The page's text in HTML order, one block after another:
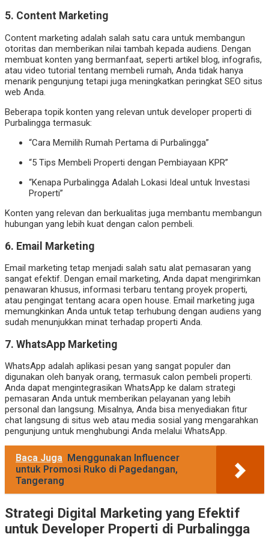
5. Content Marketing
Content marketing adalah salah satu cara untuk membangun
otoritas dan memberikan nilai tambah kepada audiens. Dengan
membuat konten yang bermanfaat, seperti artikel blog, infografis,
atau video tutorial tentang membeli rumah, Anda tidak hanya
menarik pengunjung tetapi juga meningkatkan peringkat SEO situs
web Anda.
Beberapa topik konten yang relevan untuk developer properti di
Purbalingga termasuk:
“Cara Memilih Rumah Pertama di Purbalingga”
“5 Tips Membeli Properti dengan Pembiayaan KPR”
“Kenapa Purbalingga Adalah Lokasi Ideal untuk Investasi
Properti”
Konten yang relevan dan berkualitas juga membantu membangun
hubungan yang lebih kuat dengan calon pembeli.
6. Email Marketing
Email marketing tetap menjadi salah satu alat pemasaran yang
sangat efektif. Dengan email marketing, Anda dapat mengirimkan
penawaran khusus, informasi terbaru tentang proyek properti,
atau pengingat tentang acara open house. Email marketing juga
memungkinkan Anda untuk tetap terhubung dengan audiens yang
sudah menunjukkan minat terhadap properti Anda.
7. WhatsApp Marketing
WhatsApp adalah aplikasi pesan yang sangat populer dan
digunakan oleh banyak orang, termasuk calon pembeli properti.
Anda dapat mengintegrasikan WhatsApp ke dalam strategi
pemasaran Anda untuk memberikan pelayanan yang lebih
personal dan langsung. Misalnya, Anda bisa menyediakan fitur
chat langsung di situs web atau media sosial yang mengarahkan
pengunjung untuk menghubungi Anda melalui WhatsApp.
Baca Juga Menggunakan Influencer
untuk Promosi Ruko di Pagedangan,
Tangerang
Strategi Digital Marketing yang Efektif
untuk Developer Properti di Purbalingga